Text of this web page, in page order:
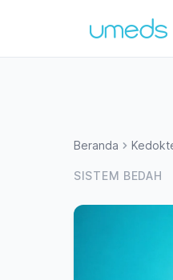
Beranda
SISTEM BEDAH